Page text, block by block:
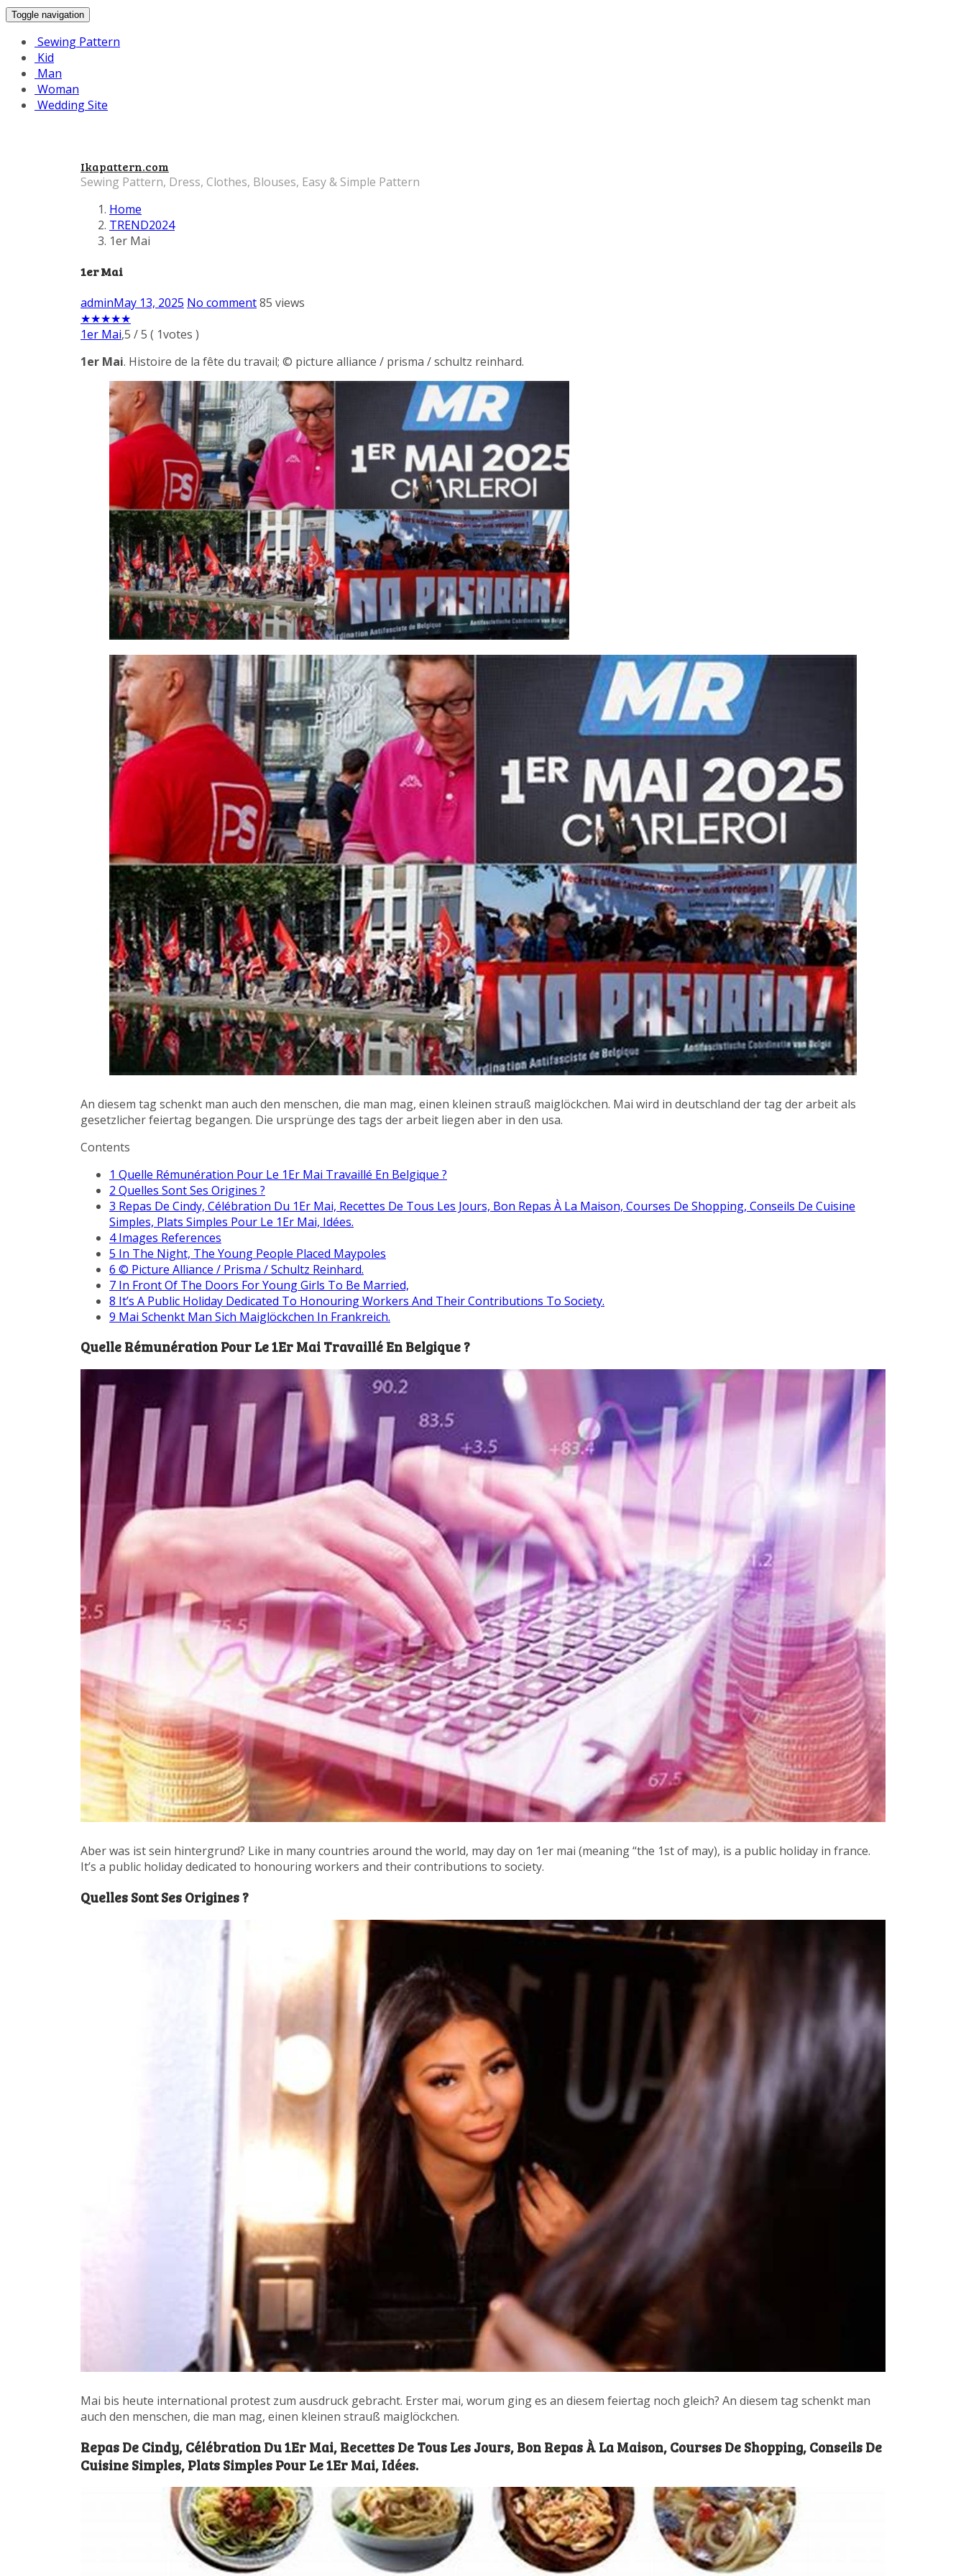
Toggle navigation
Sewing Pattern
Kid
Man
Woman
Wedding Site
Ikapattern.com
Sewing Pattern, Dress, Clothes, Blouses, Easy & Simple Pattern
Home
TREND2024
1er Mai
1er Mai
adminMay 13, 2025 No comment85 views
★★★★★
1er Mai,5 /5 ( 1votes )
1er Mai. Histoire de la fête du travail; © picture alliance / prisma / schultz reinhard.
An diesem tag schenkt man auch den menschen, die man mag, einen kleinen strauß maiglöckchen. Mai wird in deutschland der tag der arbeit als
gesetzlicher feiertag begangen. Die ursprünge des tags der arbeit liegen aber in den usa.
Contents
1 Quelle Rémunération Pour Le 1Er Mai Travaillé En Belgique ?
2 Quelles Sont Ses Origines ?
3 Repas De Cindy, Célébration Du 1Er Mai, Recettes De Tous Les Jours, Bon Repas À La Maison, Courses De Shopping, Conseils De Cuisine
Simples, Plats Simples Pour Le 1Er Mai, Idées.
4Images References
5 In The Night, The Young People Placed Maypoles
6 © Picture Alliance / Prisma / Schultz Reinhard.
7 In Front Of The Doors For Young Girls To Be Married,
8 It’s A Public Holiday Dedicated To Honouring Workers And Their Contributions To Society.
9 Mai Schenkt Man Sich Maiglöckchen In Frankreich.
Quelle Rémunération Pour Le 1Er Mai Travaillé En Belgique ?
Aber was ist sein hintergrund? Like in many countries around the world, may day on 1er mai (meaning “the 1st of may), is a public holiday in france.
It’s a public holiday dedicated to honouring workers and their contributions to society.
Quelles Sont Ses Origines ?
Mai bis heute international protest zum ausdruck gebracht. Erster mai, worum ging es an diesem feiertag noch gleich? An diesem tag schenkt man
auch den menschen, die man mag, einen kleinen strauß maiglöckchen.
Repas De Cindy, Célébration Du 1Er Mai, Recettes De Tous Les Jours, Bon Repas À La Maison, Courses De Shopping, Conseils De
Cuisine Simples, Plats Simples Pour Le 1Er Mai, Idées.